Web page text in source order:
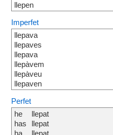
llepen
Imperfet
llepava
llepaves
llepava
llepàvem
llepàveu
llepaven
Perfet
he
has
ha
llepat
llepat
llepat